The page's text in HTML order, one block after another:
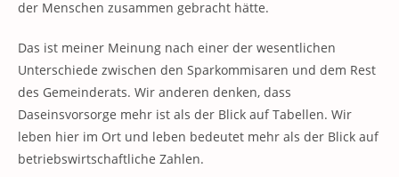
der Menschen zusammen gebracht hätte.
Das ist meiner Meinung nach einer der wesentlichen
Unterschiede zwischen den Sparkommisaren und dem Rest
des Gemeinderats. Wir anderen denken, dass
Daseinsvorsorge mehr ist als der Blick auf Tabellen. Wir
leben hier im Ort und leben bedeutet mehr als der Blick auf
betriebswirtschaftliche Zahlen.